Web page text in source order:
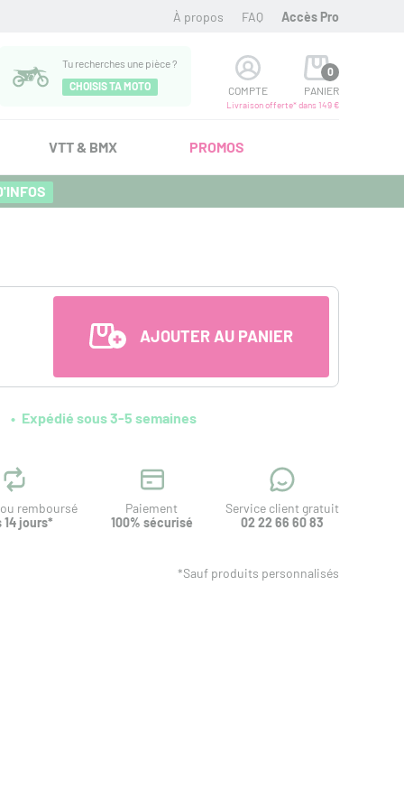
À propos FAQ Accès Pro
Tu recherches une pièce ?
CHOISIS TA MOTO
COMPTE
0
PANIER
Livraison offerte* dans 149 €
VTT & BMX PROMOS
AJOUTER AU PANIER
Expédié sous 3-5 semaines
remboursé
14 jours*
Paiement
100% sécurisé
Service client gratuit
02 22 66 60 83
*Sauf produits personnalisés